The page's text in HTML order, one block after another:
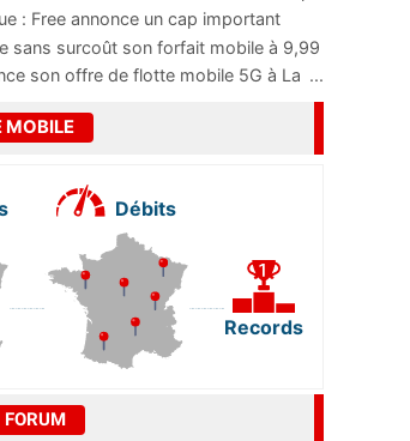
: Free annonce un cap important
...
sans surcoût son forfait mobile à 9,99
son offre de flotte mobile 5G à La ...
MOBILE
Débits
Records
FORUM